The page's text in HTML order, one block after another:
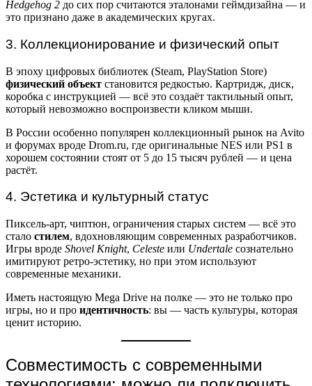
Hedgehog 2 до сих пор считаются эталонами геймдизайна — и
это признано даже в академических кругах.
3. Коллекционирование и физический опыт
В эпоху цифровых библиотек (Steam, PlayStation Store)
физический объект становится редкостью. Картридж, диск,
коробка с инструкцией — всё это создаёт тактильный опыт,
который невозможно воспроизвести кликом мыши.
В России особенно популярен коллекционный рынок на Avito
и форумах вроде Drom.ru, где оригинальные NES или PS1 в
хорошем состоянии стоят от 5 до 15 тысяч рублей — и цена
растёт.
4. Эстетика и культурный статус
Пиксель-арт, чиптюн, ограничения старых систем — всё это
стало стилем, вдохновляющим современных разработчиков.
Игры вроде Shovel Knight, Celeste или Undertale сознательно
имитируют ретро-эстетику, но при этом используют
современные механики.
Иметь настоящую Mega Drive на полке — это не только про
игры, но и про идентичность: вы — часть культуры, которая
ценит историю.
Совместимость с современными